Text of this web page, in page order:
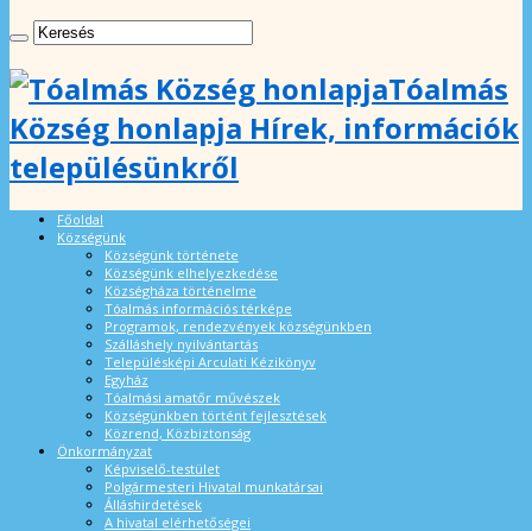
Tóalmás
Község honlapja Hírek, információk
településünkről
Főoldal
Községünk
Községünk története
Községünk elhelyezkedése
Községháza történelme
Tóalmás információs térképe
Programok, rendezvények községünkben
Szálláshely nyilvántartás
Településképi Arculati Kézikönyv
Egyház
Tóalmási amatőr művészek
Községünkben történt fejlesztések
Közrend, Közbiztonság
Önkormányzat
Képviselő-testület
Polgármesteri Hivatal munkatársai
Álláshirdetések
A hivatal elérhetőségei